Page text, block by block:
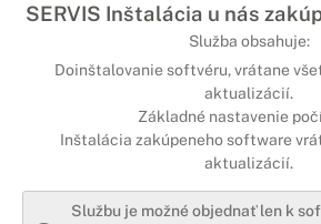
SERVIS Inštalácia u nás
Služba obsahuje:
Doinštalovanie softvéru, vrátane
aktualizácií.
Základné nastavenie
Inštalácia zakúpeneho software
aktualizácií.
Službu je možné objednať len k